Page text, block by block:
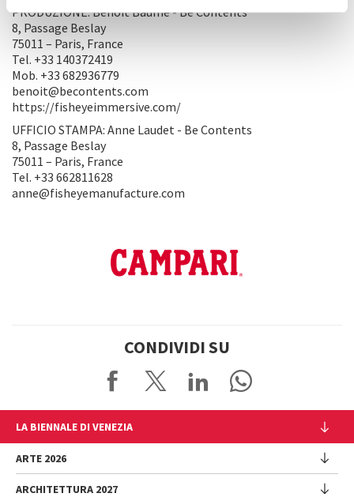
PRODUZIONE: Benoit Baume - Be Contents
8, Passage Beslay
75011 – Paris, France
Tel. +33 140372419
Mob. +33 682936779
benoit@becontents.com
https://fisheyeimmersive.com/
UFFICIO STAMPA: Anne Laudet - Be Contents
8, Passage Beslay
75011 – Paris, France
Tel. +33 662811628
anne@fisheyemanufacture.com
CONDIVIDI SU
LA BIENNALE DI VENEZIA
L'Istituzione
Cariche istituzionali
ARTE 2026
Esposizione
ARCHITETTURA 2027